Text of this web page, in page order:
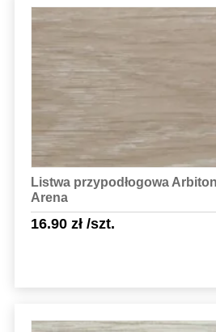
Listwa przypodłogowa
Arena
16.90 zł/szt.